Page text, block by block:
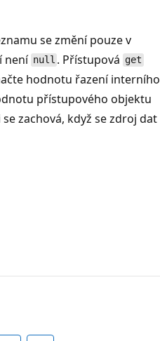
se změní pouze v
není null . Přístupová get
hodnotu řazení interního
přístupového objektu
zachová, když se zdroj dat